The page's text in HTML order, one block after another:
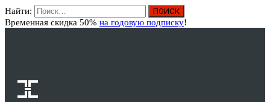
Найти:
Временная скидка 50% на годовую подписку!